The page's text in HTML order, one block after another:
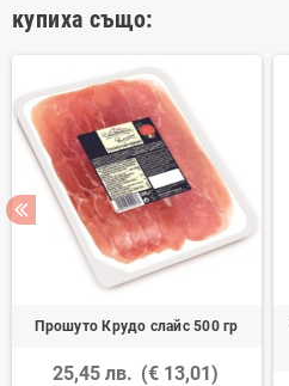
купиха също:
Прошуто Крудо слайс 500 гр
25,45 лв. (€ 13,01)